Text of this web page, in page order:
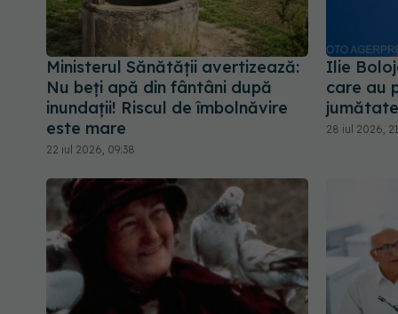
Ministerul Sănătății avertizează:
Nu beți apă din fântâni după
inundații! Riscul de îmbolnăvire
este mare
22 iul 2026, 09:38
Ilie
care au
28 iul 2026,